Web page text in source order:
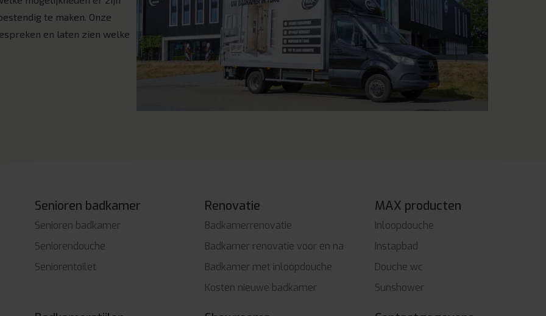
te maken. Onze
en laten zien welke
Senioren badkamer
Senioren badkamer
Seniorendouche
Seniorentoilet
Renovatie
Badkamerrenovatie
Badkamer renovatie voor en na
Badkamer met inloopdouche
Kosten nieuwe badkamer
MAX producten
Inloopdouche
Instapbad
Douche wc
Sunshower